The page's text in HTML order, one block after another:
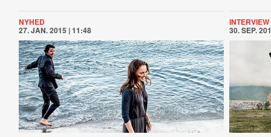
NYHED
27. JAN. 2015 | 11:48
INTERVIEW
30. SEP.